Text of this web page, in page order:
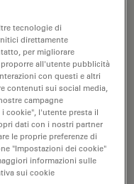
PL FLUOTAR
POL ha un
numerica di
a secco, è
distanza di lavoro
tecnologie di
direttamente
per migliorare
all'utente pubblicità
con questi e altri
contenuti sui social media,
campagne
cookie", l'utente presta il
dati con i nostri partner
le proprie preferenze di
"Impostazioni dei cookie"
informazioni sulle
sui cookie